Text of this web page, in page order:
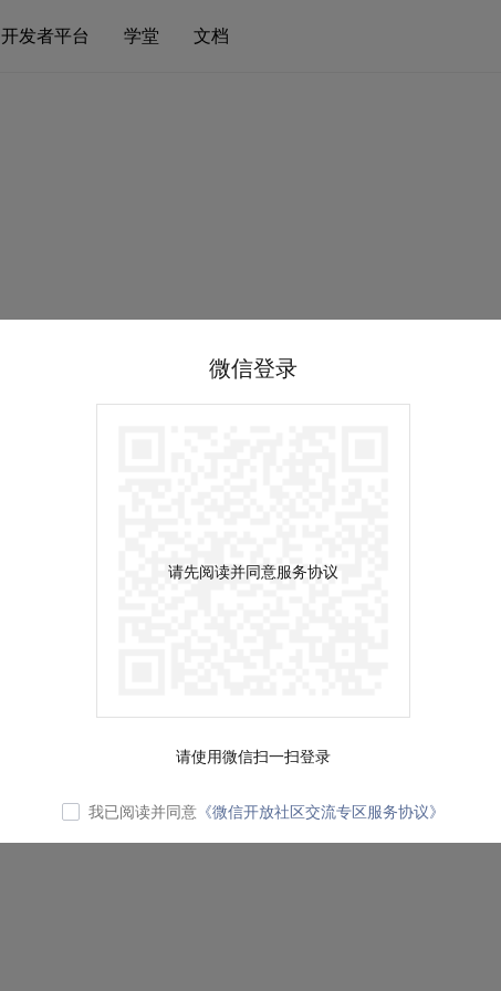
开发者平台 学堂 文档
微信登录
请先阅读并同意服务协议
请使用微信扫一扫登录
我已阅读并同意 《微信开放社区交流专区服务协议》